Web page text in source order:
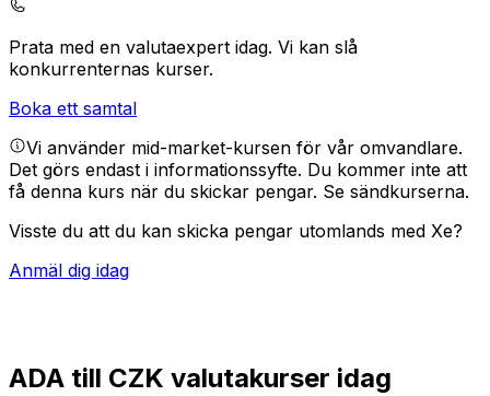
Prata med en valutaexpert idag. Vi kan slå
konkurrenternas kurser.
Boka ett samtal
Vi använder mid-market-kursen för vår omvandlare.
Det görs endast i informationssyfte. Du kommer inte att
få denna kurs när du skickar pengar. Se sändkurserna.
Visste du att du kan skicka pengar utomlands med Xe?
Anmäl dig idag
ADA till CZK valutakurser idag